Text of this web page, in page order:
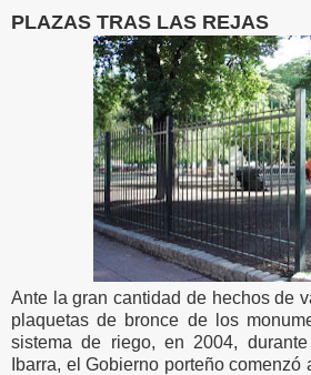
PLAZAS TRAS LAS REJAS
Ante la gran cantidad de hechos de
plaquetas de bronce de los
sistema de riego, en 2004,
Ibarra, el Gobierno porteño